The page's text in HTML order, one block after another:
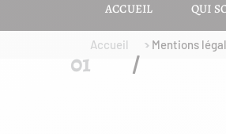
ACCUEIL QUI
Accueil Mentions